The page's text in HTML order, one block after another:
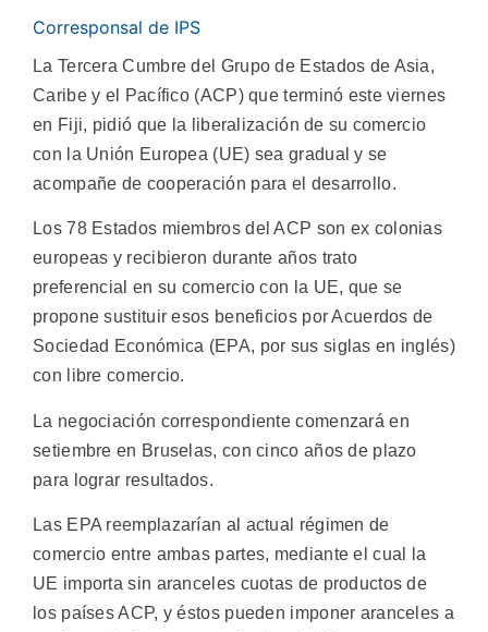
Corresponsal de IPS
La Tercera Cumbre del Grupo de Estados de Asia,
Caribe y el Pacífico (ACP) que terminó este viernes
en Fiji, pidió que la liberalización de su comercio
con la Unión Europea (UE) sea gradual y se
acompañe de cooperación para el desarrollo.
Los 78 Estados miembros del ACP son ex colonias
europeas y recibieron durante años trato
preferencial en su comercio con la UE, que se
propone sustituir esos beneficios por Acuerdos de
Sociedad Económica (EPA, por sus siglas en inglés)
con libre comercio.
La negociación correspondiente comenzará en
setiembre en Bruselas, con cinco años de plazo
para lograr resultados.
Las EPA reemplazarían al actual régimen de
comercio entre ambas partes, mediante el cual la
UE importa sin aranceles cuotas de productos de
los países ACP, y éstos pueden imponer aranceles a